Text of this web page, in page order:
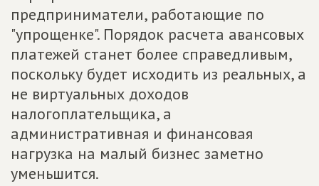
предприниматели, работающие по
"упрощенке". Порядок расчета авансовых
платежей станет более справедливым,
поскольку будет исходить из реальных, а
не виртуальных доходов
налогоплательщика, а
административная и финансовая
нагрузка на малый бизнес заметно
уменьшится.